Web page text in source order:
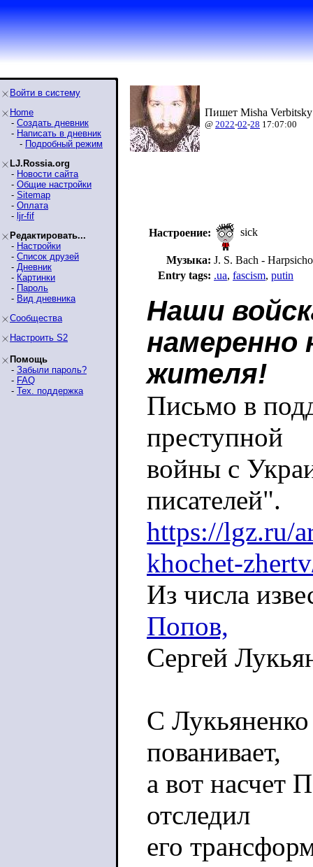
Войти в систему
Home
- Создать дневник
- Написать в дневник
- Подробный режим
LJ.Rossia.org
- Новости сайта
- Общие настройки
- Sitemap
- Оплата
- ljr-fif
Редактировать...
- Настройки
- Список друзей
- Дневник
- Картинки
- Пароль
- Вид дневника
Сообщества
Настроить S2
Помощь
- Забыли пароль?
- FAQ
- Тех. поддержка
Пишет Misha
@ 2022-02-28 17:07:00
Настроение: sick
Музыка: J. S. Bach -
Entry tags: .ua, fascism, putin
Наши
намеренно
жителя!
Письмо в
преступной
войны с
писателей".
https://lgz.ru/
khochet-
Из числа
Попов,
Сергей
С
пованивает,
а вот насчет
отследил
его